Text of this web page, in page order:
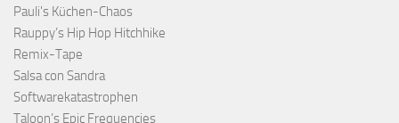
Pauli's Küchen-Chaos
Rauppy’s Hip Hop Hitchhike
Remix-Tape
Salsa con Sandra
Softwarekatastrophen
Taloon’s Epic Frequencies